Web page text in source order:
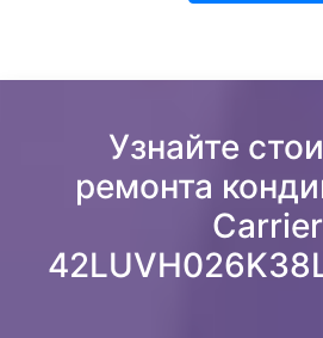
Узнайте
ремонта
Carrier